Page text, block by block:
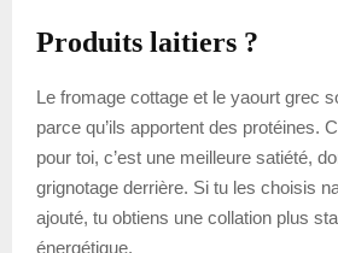
Produits laitiers ?
Le fromage cottage et le yaourt grec
parce qu’ils apportent des protéines.
pour toi, c’est une meilleure satiété,
grignotage derrière. Si tu les choisis
ajouté, tu obtiens une collation plus
énergétique.